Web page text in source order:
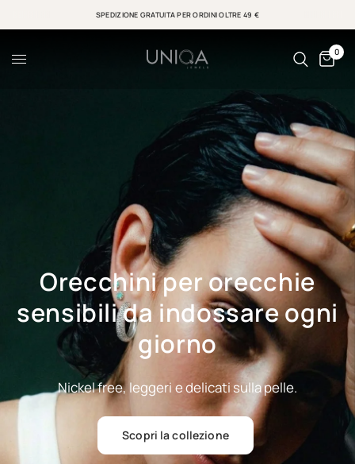
SPEDIZIONE GRATUITA PER ORDINI OLTRE 49 €
0
Orecchiniperorecchie
sensibilida indossareogni
giorno
Nickelfree, leggeri edelicati sullapelle.
Scopri la collezione